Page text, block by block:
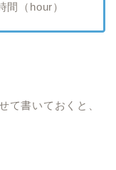
（hour）
て書いておくと、